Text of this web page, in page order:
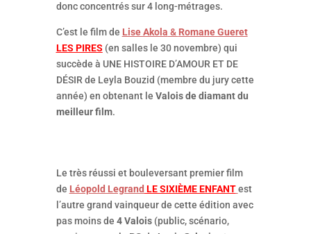
donc concentrés sur 4 long-métrages.
C’est le film de Lise Akola & Romane Gueret
LES PIRES (en salles le 30 novembre) qui
succède à UNE HISTOIRE D’AMOUR ET DE
DÉSIR de Leyla Bouzid (membre du jury cette
année) en obtenant le Valois de diamant du
meilleur film.
Le très réussi et bouleversant premier film
de Léopold Legrand LE SIXIÈME ENFANT est
l’autre grand vainqueur de cette édition avec
pas moins de 4 Valois(public, scénario,